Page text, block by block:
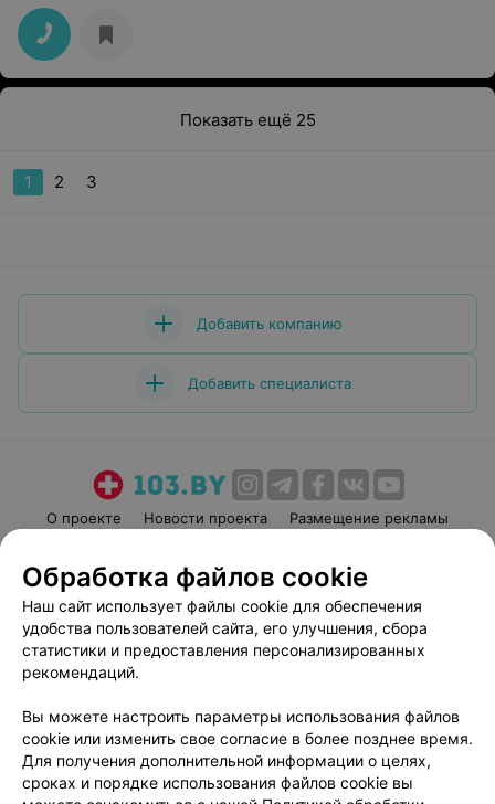
меня очень сухая кожа, особенно проблемные стопы.
Катя справилась на отлично и ручки и ножки просто
сказка! Идеальная обработка, идеальное покрытие!
Темное покрытие получилось без изъяна. Спасибо,
Екатерина, за красоту и хорошее настроение! Всем
широкая палитра гелей на любой каприз и
высококвалифицированные мастера!
Показать ещё 25
1 2 3
Добавить компанию
Добавить специалиста
О проекте Новости проекта
Размещение рекламы
Пользовательское соглашение
Способы оплаты
Вакансии
Партнеры
Написать руководителю 103.by
Обработка персональных данных
Обработка файлов cookie
Наш сайт использует файлы cookie для обеспечения
удобства пользователей сайта, его улучшения, сбора
статистики и предоставления персонализированных
рекомендаций.
Вы можете настроить параметры использования файлов
cookie или изменить свое согласие в более позднее время.
Для получения дополнительной информации о целях,
сроках и порядке использования файлов cookie вы